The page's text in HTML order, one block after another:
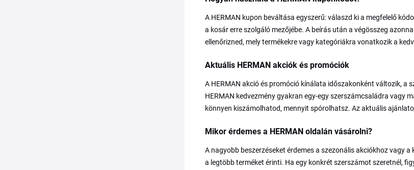
A HERMAN kupon beváltása egyszerű: válaszd ki a megfelelő
a kosár erre szolgáló mezőjébe. A beírás után a végösszeg
ellenőrizned, mely termékekre vagy kategóriákra vonatkozik a
Aktuális HERMAN akciók és promóciók
A HERMAN akció és promóció kínálata időszakonként változik, a
HERMAN kedvezmény gyakran egy-egy szerszámcsaládra vagy
könnyen kiszámolhatod, mennyit spórolhatsz. Az aktuális
Mikor érdemes a HERMAN oldalán vásárolni?
A nagyobb beszerzéseket érdemes a szezonális akciókhoz vagy
a legtöbb terméket érinti. Ha egy konkrét szerszámot szeretnél,